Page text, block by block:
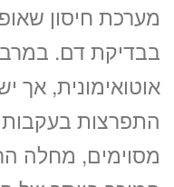
מערכת חיסון
בבדיקת דם.
אוטואימונית, אך
התפרצות בעקבות
מסוימים, מחלה